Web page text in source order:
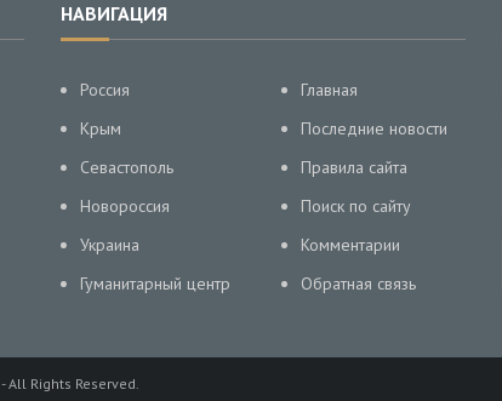
НАВИГАЦИЯ
Россия
Крым
Севастополь
Новороссия
Украина
Гуманитарный центр
Главная
Последние новости
Правила сайта
Поиск по сайту
Комментарии
Обратная связь
- All Rights Reserved.